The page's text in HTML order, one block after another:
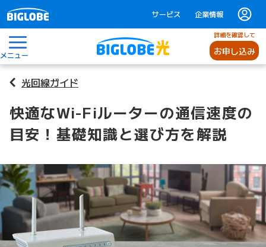
サービス 企業情報
メニュー
詳細を確認して
お申し込み
光回線ガイド
快適なWi-Fiルーターの通信速度の
目安！基礎知識と選び方を解説